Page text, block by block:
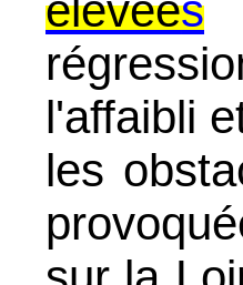
élevées
l'affaibli
les